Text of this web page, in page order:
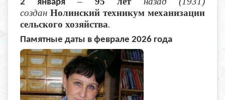
2 января
создан Нолинский техникум механизации
сельского хозяйства.
Памятные даты в феврале 2026 года